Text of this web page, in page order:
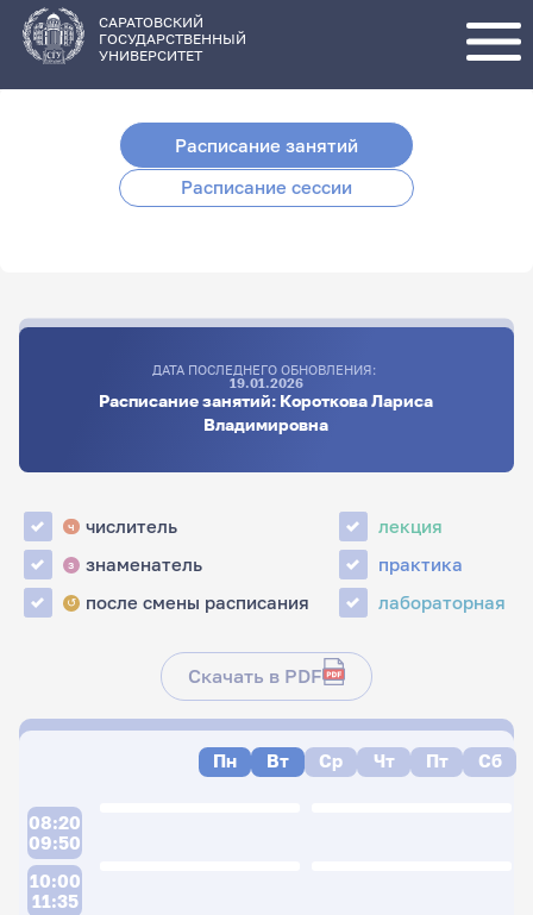
основному
содержанию
САРАТОВСКИЙ
ГОСУДАРСТВЕННЫЙ
УНИВЕРСИТЕТ
Расписание занятий
Расписание сессии
ДАТА ПОСЛЕДНЕГО ОБНОВЛЕНИЯ:
19.01.2026
Расписание занятий: Короткова Лариса
Владимировна
ч числитель
з знаменатель
↺ после смены расписания
лекция
практика
лабораторная
Скачать в PDF
Пн Вт Ср Чт Пт Сб
08:20
09:50
10:00
11:35